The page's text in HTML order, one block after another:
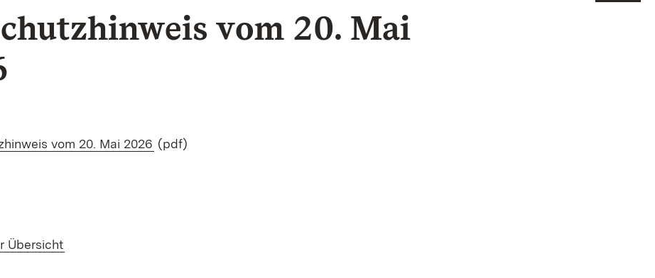
vom 20. Mai
vom 20. Mai 2026 (Öffnet in neuem Fenster)
(pdf)
Übersicht